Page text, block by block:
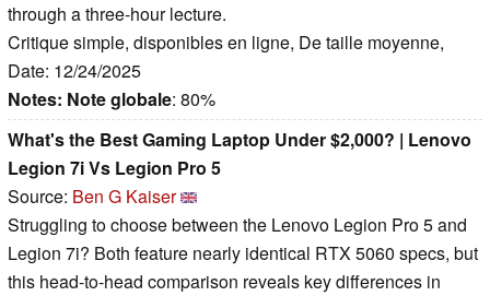
through a three-hour lecture.
Critique simple, disponibles en ligne, De taille moyenne,
Date: 12/24/2025
Notes: Note globale: 80%
What's the Best Gaming Laptop Under $2,000? | Lenovo
Legion 7i Vs Legion Pro 5
Source: Ben G Kaiser
Struggling to choose between the Lenovo Legion Pro 5 and
Legion 7i? Both feature nearly identical RTX 5060 specs, but
this head-to-head comparison reveals key differences in